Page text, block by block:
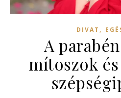
DIVAT ,
A
mítoszok